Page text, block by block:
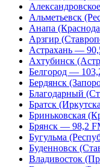
Альметьевск
Анапа
Арзгир
Астрахань —
Ахтубинск
Белгород —
Бердянск
Благодарный
Братск
Бриньковская
Брянск — 98,2
Бугульма
Буденновск
Владивосток